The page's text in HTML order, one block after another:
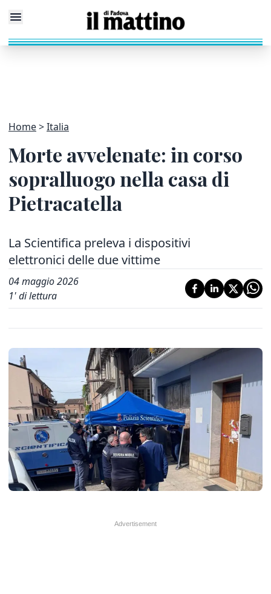
Home Italia
Morte avvelenate: in corso
sopralluogo nella casa di
Pietracatella
La Scientifica preleva i dispositivi
elettronici delle due vittime
04 maggio 2026
1' di lettura